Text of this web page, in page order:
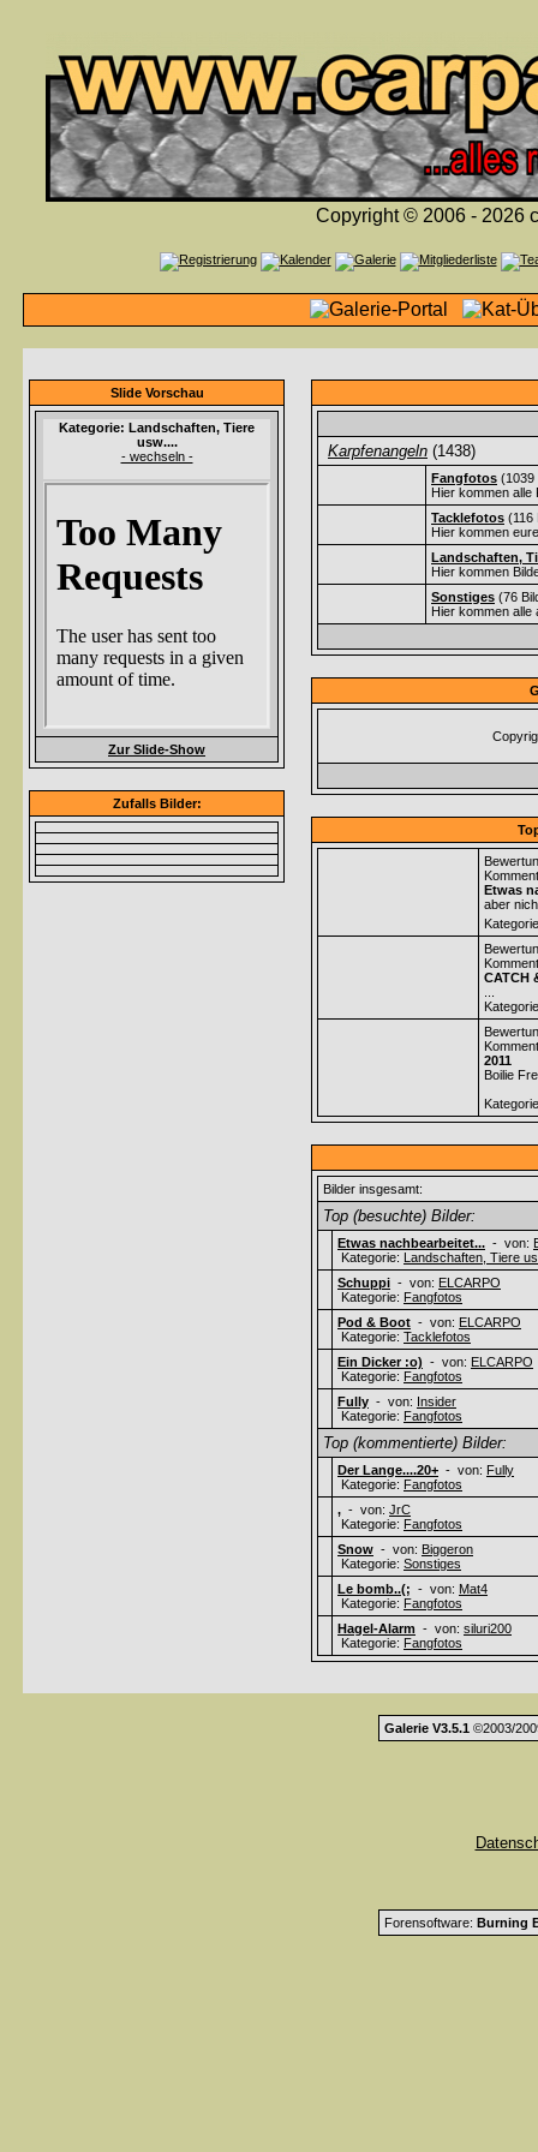
Copyright © 2006 - 2026
Slide Vorschau
Kategorie: Landschaften, Tiere
usw....
- wechseln -
Zur Slide-Show
Zufalls Bilder:
Karpfenangeln (1438)
Fangfotos
Hier kommen
Tacklefotos
Hier kommen
Landschaften,
Hier kommen
Sonstiges (76
Hier kommen alle
Etwas
aber
CATCH
2011
Boilie
Bilder insgesamt:
Top (besuchte) Bilder:
Etwas nachbearbeitet... - von:
Kategorie: Landschaften, Tiere
Schuppi - von: ELCARPO
Kategorie: Fangfotos
Pod & Boot - von: ELCARPO
Kategorie: Tacklefotos
Ein Dicker :o) - von: ELCARPO
Kategorie: Fangfotos
Fully - von: Insider
Kategorie: Fangfotos
Top (kommentierte) Bilder:
Der Lange....20+ - von: Fully
Kategorie: Fangfotos
, - von: JrC
Kategorie: Fangfotos
Snow - von: Biggeron
Kategorie: Sonstiges
Le bomb..(; - von: Mat4
Kategorie: Fangfotos
Hagel-Alarm - von: siluri200
Kategorie: Fangfotos
Galerie V3.5.1 ©2003/
Forensoftware: Burning